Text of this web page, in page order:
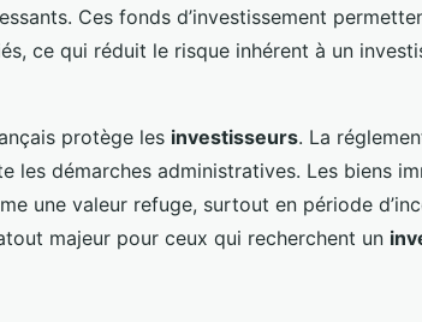
Ces fonds d’investissement
ce qui réduit le risque inhérent à un
protège les investisseurs. La
les démarches administratives. Les biens
une valeur refuge, surtout en période
majeur pour ceux qui recherchent un